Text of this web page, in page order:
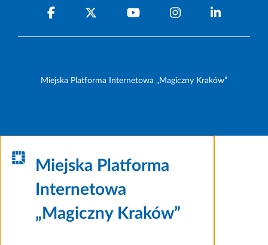
Miejska Platforma Internetowa „Magiczny Kraków”
Miejska Platforma
Internetowa
„Magiczny Kraków”